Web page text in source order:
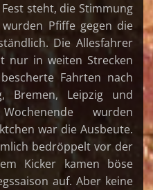
steht, die Stimmung
Pfiffe gegen die
Die Allesfahrer
nur in weiten Strecken
Fahrten nach
Bremen, Leipzig und
wurden
war die Ausbeute.
bedröppelt vor der
Kicker kamen böse
auf. Aber keine